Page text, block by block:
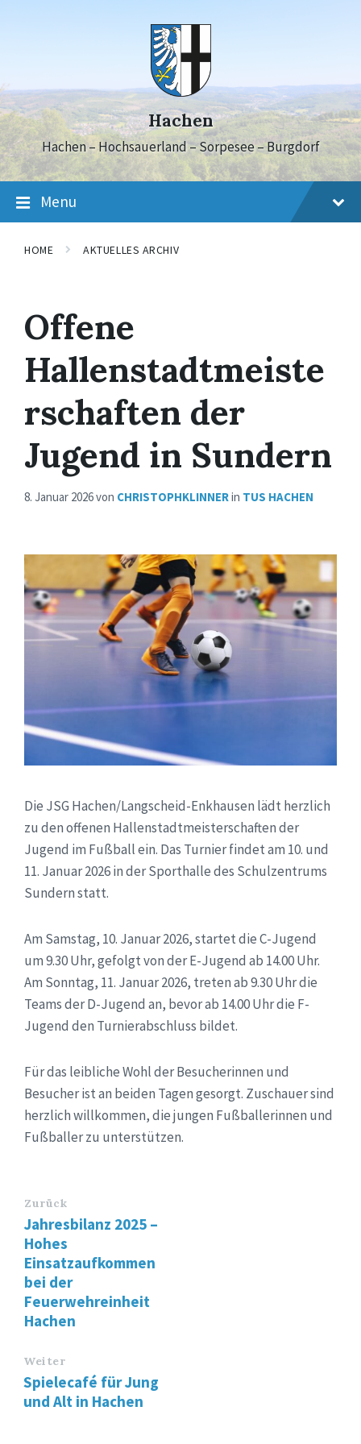
Hachen
Hachen – Hochsauerland – Sorpesee – Burgdorf
Menu
HOME AKTUELLES ARCHIV
Offene
Hallenstadtmeiste
rschaften der
Jugend in Sundern
8. Januar 2026von CHRISTOPHKLINNERin TUS HACHEN
Die JSG Hachen/Langscheid-Enkhausen lädt herzlich
zu den offenen Hallenstadtmeisterschaften der
Jugend im Fußball ein. Das Turnier findet am 10. und
11. Januar 2026 in der Sporthalle des Schulzentrums
Sundern statt.
Am Samstag, 10. Januar 2026, startet die C-Jugend
um 9.30 Uhr, gefolgt von der E-Jugend ab 14.00 Uhr.
Am Sonntag, 11. Januar 2026, treten ab 9.30 Uhr die
Teams der D-Jugend an, bevor ab 14.00 Uhr die F-
Jugend den Turnierabschluss bildet.
Für das leibliche Wohl der Besucherinnen und
Besucher ist an beiden Tagen gesorgt. Zuschauer sind
herzlich willkommen, die jungen Fußballerinnen und
Fußballer zu unterstützen.
Zurück
Jahresbilanz 2025 –
Hohes
Einsatzaufkommen
bei der
Feuerwehreinheit
Hachen
Weiter
Spielecafé für Jung
und Alt in Hachen